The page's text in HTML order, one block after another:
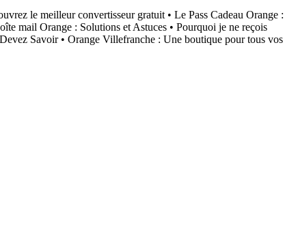
le meilleur convertisseur gratuit • Le Pass Cadeau Orange :
mail Orange : Solutions et Astuces • Pourquoi je ne reçois
Savoir• Orange Villefranche : Une boutique pour tous vos